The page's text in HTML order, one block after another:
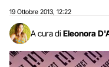
19 Ottobre 2013 12:22
A cura di Eleonora